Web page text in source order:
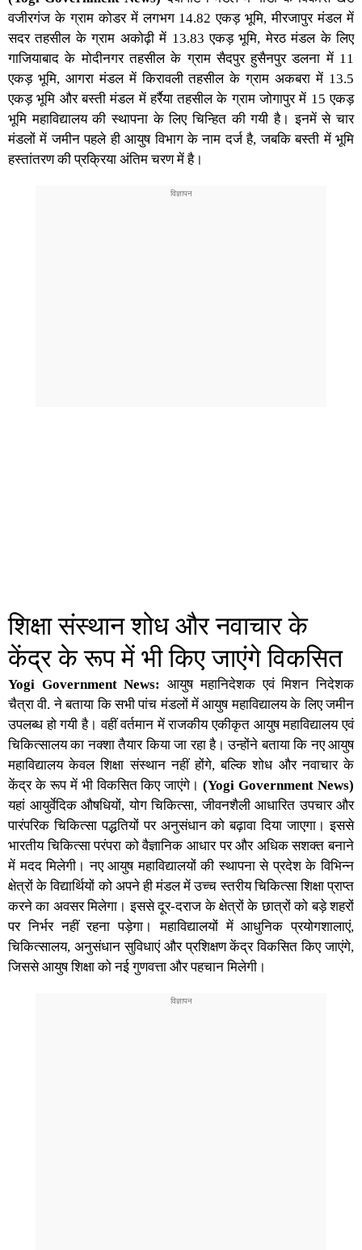
वजीरगंज के ग्राम कोडर में लगभग 14.82 एकड़ भूमि, मीरजापुर मंडल में
सदर तहसील के ग्राम अकोढ़ी में 13.83 एकड़ भूमि, मेरठ मंडल के लिए
गाजियाबाद के मोदीनगर तहसील के ग्राम सैदपुर हुसैनपुर डलना में 11
एकड़ भूमि, आगरा मंडल में किरावली तहसील के ग्राम अकबरा में 13.5
एकड़ भूमि और बस्ती मंडल में हर्रैया तहसील के ग्राम जोगापुर में 15 एकड़
भूमि महाविद्यालय की स्थापना के लिए चिन्हित की गयी है। इनमें से चार
मंडलों में जमीन पहले ही आयुष विभाग के नाम दर्ज है, जबकि बस्ती में भूमि
हस्तांतरण की प्रक्रिया अंतिम चरण में है।
शिक्षा संस्थान शोध और नवाचार के
केंद्र के रूप में भी किए जाएंगे विकसित
Yogi Government News: आयुष महानिदेशक एवं मिशन निदेशक
चैत्रा वी. ने बताया कि सभी पांच मंडलों में आयुष महाविद्यालय के लिए जमीन
उपलब्ध हो गयी है। वहीं वर्तमान में राजकीय एकीकृत आयुष महाविद्यालय एवं
चिकित्सालय का नक्शा तैयार किया जा रहा है। उन्होंने बताया कि नए आयुष
महाविद्यालय केवल शिक्षा संस्थान नहीं होंगे, बल्कि शोध और नवाचार के
केंद्र के रूप में भी विकसित किए जाएंगे।(Yogi Government News)
यहां आयुर्वेदिक औषधियों, योग चिकित्सा, जीवनशैली आधारित उपचार और
पारंपरिक चिकित्सा पद्धतियों पर अनुसंधान को बढ़ावा दिया जाएगा। इससे
भारतीय चिकित्सा परंपरा को वैज्ञानिक आधार पर और अधिक सशक्त बनाने
में मदद मिलेगी। नए आयुष महाविद्यालयों की स्थापना से प्रदेश के विभिन्न
क्षेत्रों के विद्यार्थियों को अपने ही मंडल में उच्च स्तरीय चिकित्सा शिक्षा प्राप्त
करने का अवसर मिलेगा। इससे दूर-दराज के क्षेत्रों के छात्रों को बड़े शहरों
पर निर्भर नहीं रहना पड़ेगा। महाविद्यालयों में आधुनिक प्रयोगशालाएं,
चिकित्सालय, अनुसंधान सुविधाएं और प्रशिक्षण केंद्र विकसित किए जाएंगे,
जिससे आयुष शिक्षा को नई गुणवत्ता और पहचान मिलेगी।